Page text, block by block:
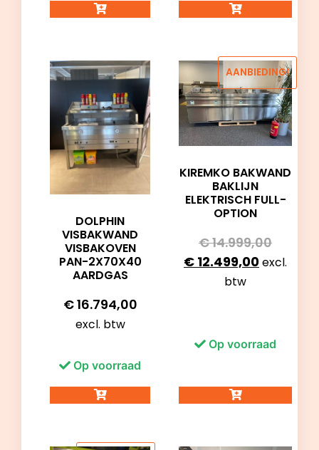
DOLPHIN
VISBAKWAND
VISBAKOVEN
PAN-2X70X40
AARDGAS
€16.794,00
excl. btw
Op voorraad
AANBIEDING!
KIREMKO BAKWAND
BAKLIJN
ELEKTRISCH FULL-
OPTION
€14.999,00
€ 12.499,00excl.
btw
Op voorraad